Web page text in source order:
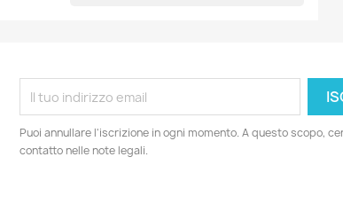
Puoi annullare l'iscrizione in ogni momento. A questo scopo,
contatto nelle note legali.